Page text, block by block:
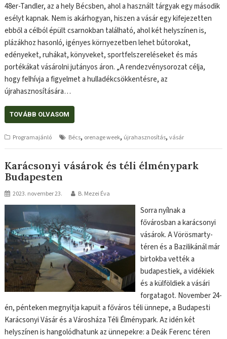
48er-Tandler, az a hely Bécsben, ahol a használt tárgyak egy második
esélyt kapnak. Nem is akárhogyan, hiszen a vásár egy kifejezetten
ebből a célból épült csarnokban található, ahol két helyszínen is,
plázákhoz hasonló, igényes környezetben lehet bútorokat,
edényeket, ruhákat, könyveket, sportfelszereléseket és más
portékákat vásárolni jutányos áron. „A rendezvénysorozat célja,
hogy felhívja a figyelmet a hulladékcsökkentésre, az
újrahasznosítására…
TOVÁBB OLVASOM
Programajánló Bécs, orenage week, újrahasznosítás,vásár
Karácsonyi vásárok és téli élménypark
Budapesten
2023. november 23. B. Mezei Éva
Sorra nyílnak a
fővárosban a karácsonyi
vásárok. A Vörösmarty-
téren és a Bazilikánál már
birtokba vették a
budapestiek, a vidékiek
és a külföldiek a vásári
forgatagot. November 24-
én, pénteken megnyitja kapuit a főváros téli ünnepe, a Budapesti
Karácsonyi Vásár és a Városháza Téli Élménypark. Az idén két
helyszínen is hangolódhatunk az ünnepekre: a Deák Ferenc téren